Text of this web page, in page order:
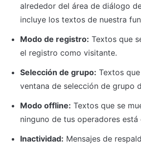
alrededor del área de diálogo
incluye los textos de nuestra
Modo de registro: Textos que
el registro como visitante.
Selección de grupo: Textos
ventana de selección de grupo
Modo offline: Textos que se
ninguno de tus operadores está
Inactividad: Mensajes de